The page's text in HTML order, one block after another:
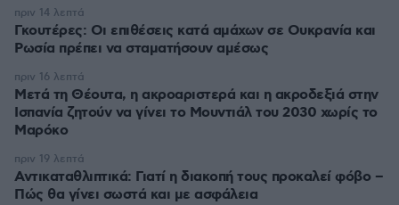
Γκουτέρες: Οι επιθέσεις κατά αμάχων σε Ουκρανία και
Ρωσία πρέπει να σταματήσουν αμέσως
πριν 14 λεπτά
Μετά τη Θέουτα, η ακροαριστερά και η ακροδεξιά στην
Ισπανία ζητούν να γίνει το Μουντιάλ του 2030 χωρίς το
Μαρόκο
πριν 16 λεπτά
Αντικαταθλιπτικά: Γιατί η διακοπή τους προκαλεί φόβο –
Πώς θα γίνει σωστά και με ασφάλεια
πριν 19 λεπτά